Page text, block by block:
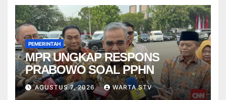
PEMERINTAH
MPR UNGKAP RESPONS
PRABOWO SOAL PPHN
AGUSTUS 7, 2026 WARTA STV